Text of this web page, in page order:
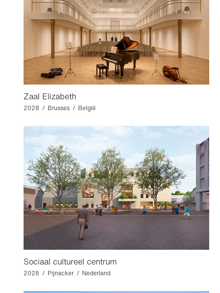
Zaal Elizabeth
2028 / Brusses / België
Sociaal cultureel centrum
2028 / Pijnacker / Nederland